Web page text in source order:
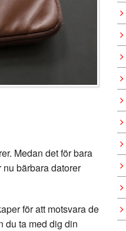
Medan det för bara
bärbara datorer
för att motsvara de
du ta med dig din